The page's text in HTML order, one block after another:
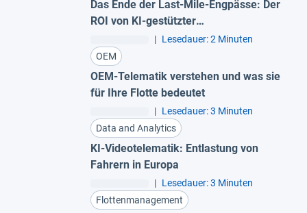
Das Ende der Last-Mile-Engpässe: Der
ROI von KI-gestützter
Routenoptimierung
| Lesedauer: 2 Minuten
OEM
OEM-Telematik verstehen und was sie
für Ihre Flotte bedeutet
| Lesedauer: 3 Minuten
Data and Analytics
KI-Videotelematik: Entlastung von
Fahrern in Europa
| Lesedauer: 3 Minuten
Flottenmanagement